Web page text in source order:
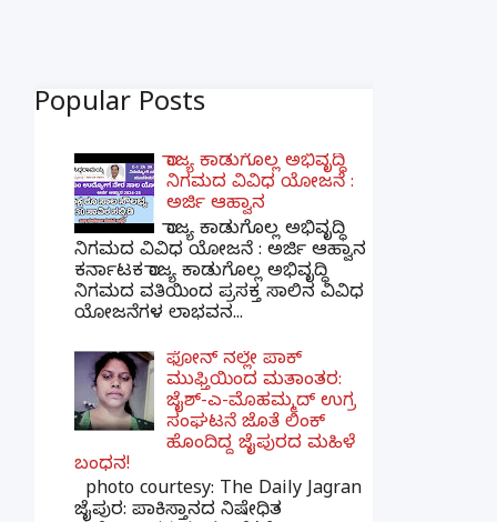
Popular Posts
ರಾಜ್ಯ ಕಾಡುಗೊಲ್ಲ ಅಭಿವೃದ್ಧಿ
ನಿಗಮದ ವಿವಿಧ ಯೋಜನೆ :
ಅರ್ಜಿ ಆಹ್ವಾನ
ರಾಜ್ಯ ಕಾಡುಗೊಲ್ಲ ಅಭಿವೃದ್ಧಿ
ನಿಗಮದ ವಿವಿಧ ಯೋಜನೆ : ಅರ್ಜಿ ಆಹ್ವಾನ
ಕರ್ನಾಟಕ ರಾಜ್ಯ ಕಾಡುಗೊಲ್ಲ ಅಭಿವೃದ್ಧಿ
ನಿಗಮದ ವತಿಯಿಂದ ಪ್ರಸಕ್ತ ಸಾಲಿನ ವಿವಿಧ
ಯೋಜನೆಗಳ ಲಾಭವನ...
ಫೋನ್ ನಲ್ಲೇ ಪಾಕ್
ಮುಫ್ತಿಯಿಂದ ಮತಾಂತರ:
ಜೈಶ್-ಎ-ಮೊಹಮ್ಮದ್ ಉಗ್ರ
ಸಂಘಟನೆ ಜೊತೆ ಲಿಂಕ್
ಹೊಂದಿದ್ದ ಜೈಪುರದ ಮಹಿಳೆ
ಬಂಧನ!
photo courtesy: The Daily Jagran
ಜೈಪುರ: ಪಾಕಿಸ್ತಾನದ ನಿಷೇಧಿತ